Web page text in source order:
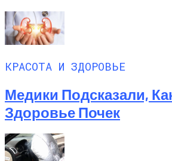
КРАСОТА И ЗДОРОВЬЕ
Медики Подсказали,
Здоровье Почек